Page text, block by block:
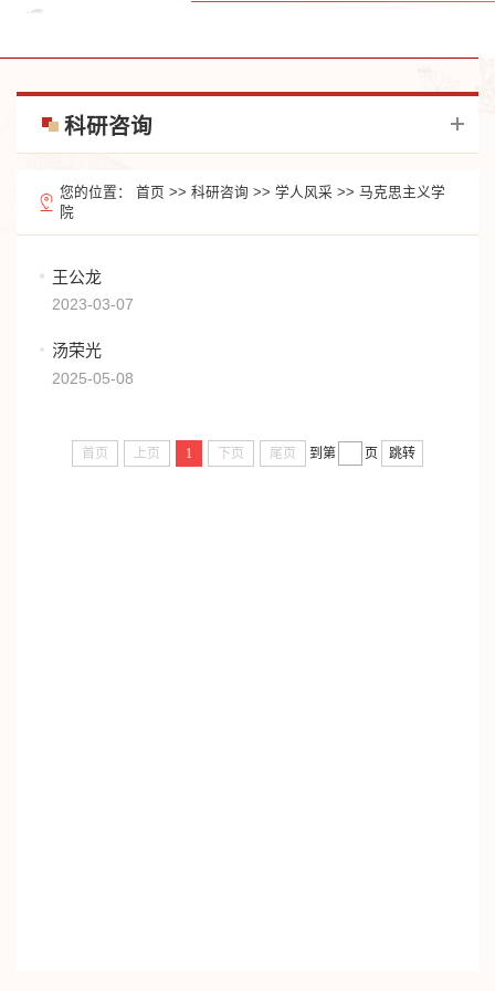
科研咨询
您的位置： 首页 >> 科研咨询 >> 学人风采 >> 马克思主义学
院
王公龙
2023-03-07
汤荣光
2025-05-08
首页 上页 1 下页 尾页 到第 页 跳转